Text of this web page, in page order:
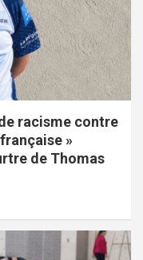
racisme contre
»
de Thomas